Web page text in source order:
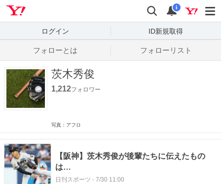
検索
通知
i
ログイン ID新規取得
フォローとは フォローリスト
茨木秀俊
1,212フォロワー
写真：アフロ
【阪神】茨木秀俊が後輩たちに伝えたもの
は…
日刊スポーツ - 7/30 11:00